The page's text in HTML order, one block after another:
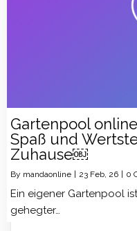
Gartenpool
Spaß und
Zuhause￼
By mandaonline 23 Feb, 26 0
Ein eigener Gartenpool
gehegter…